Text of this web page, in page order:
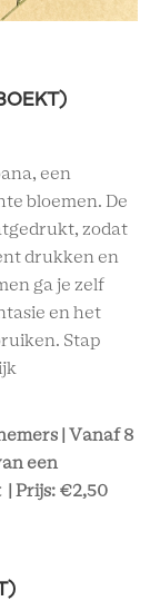
een
bloemen. De
zodat
drukken en
ga je zelf
en het
Stap
| Vanaf 8
een
| Prijs: €2,50